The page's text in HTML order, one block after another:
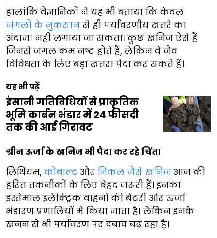
हालांकि वैज्ञानिकों ने यह भी बताया कि केवल
जंगलों के नुकसान से ही पर्यावरणीय खतरे का
अंदाजा नहीं लगाया जा सकता। कुछ खनिज ऐसे हैं
जिनसे जंगल कम नष्ट होते हैं, लेकिन वे जैव
विविधता के लिए बड़ा खतरा पैदा कर सकते हैं।
यह भी पढ़ें
इंसानी गतिविधियों से प्राकृतिक
भूमि कार्बन भंडार में 24 फीसदी
तक की आई गिरावट
ग्रीन ऊर्जा के खनिज भी पैदा कर रहे चिंता
लिथियम, कोबाल्ट और निकल जैसे खनिज आज की
हरित तकनीकों के लिए बेहद जरूरी हैं। इनका
इस्तेमाल इलेक्ट्रिक वाहनों की बैटरी और ऊर्जा
भंडारण प्रणालियों में किया जाता है। लेकिन इनके
खनन से भी पर्यावरण पर दबाव बढ़ रहा है।